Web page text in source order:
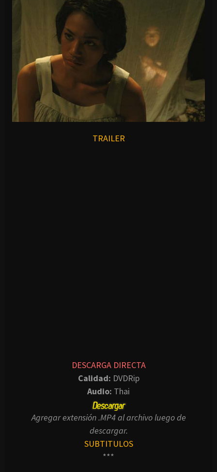
TRAILER
DESCARGA DIRECTA
Calidad: DVDRip
Audio: Thai
Agregar extensión .MP4 al archivo luego de
descargar.
SUBTITULOS
***